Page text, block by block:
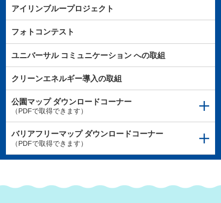
アイリンブループロジェクト
フォトコンテスト
ユニバーサルコミュニケーションへの取組
クリーンエネルギー導入の取組
公園マップダウンロードコーナー
（PDFで取得できます）
バリアフリーマップダウンロードコーナー
（PDFで取得できます）